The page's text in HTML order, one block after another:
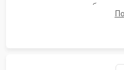
сопротивления
считывание кодов